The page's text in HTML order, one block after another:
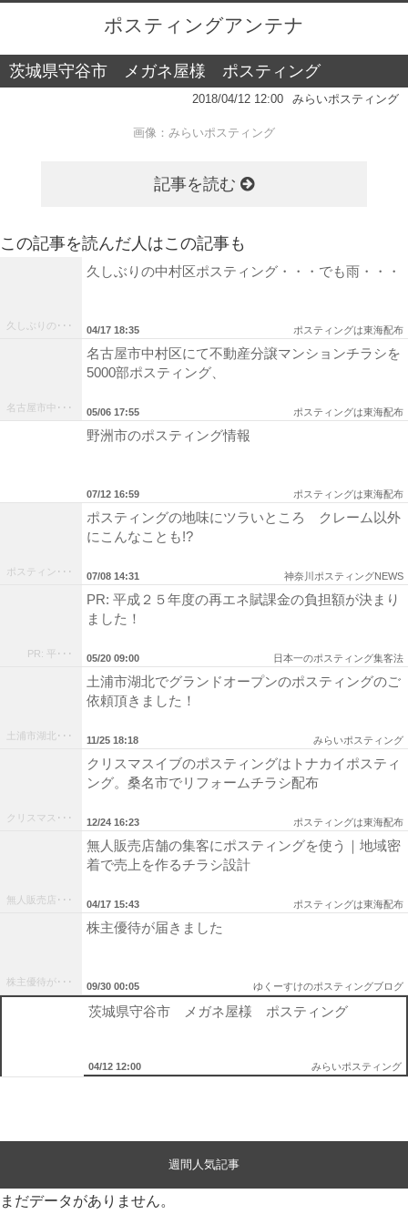
ポスティングアンテナ
茨城県守谷市 メガネ屋様 ポスティング
2018/04/12 12:00 みらいポスティング
画像： みらいポスティング
記事を読む
この記事を読んだ人はこの記事も
久しぶりの･･･
久しぶりの中村区ポスティング・・・でも雨・・・
04/17 18:35 ポスティングは東海配布
名古屋市中･･･
名古屋市中村区にて不動産分譲マンションチラシを
5000部ポスティング、
05/06 17:55 ポスティングは東海配布
野洲市のポスティング情報
07/12 16:59 ポスティングは東海配布
ポスティン･･･
ポスティングの地味にツラいところ クレーム以外
にこんなことも!?
07/08 14:31 神奈川ポスティングNEWS
PR: 平･･･
PR: 平成２５年度の再エネ賦課金の負担額が決まり
ました！
05/20 09:00 日本一のポスティング集客法
土浦市湖北･･･
土浦市湖北でグランドオープンのポスティングのご
依頼頂きました！
11/25 18:18 みらいポスティング
クリスマス･･･
クリスマスイブのポスティングはトナカイポスティ
ング。桑名市でリフォームチラシ配布
12/24 16:23 ポスティングは東海配布
無人販売店･･･
無人販売店舗の集客にポスティングを使う｜地域密
着で売上を作るチラシ設計
04/17 15:43 ポスティングは東海配布
株主優待が･･･
株主優待が届きました
09/30 00:05 ゆくーすけのポスティングブログ
茨城県守谷市 メガネ屋様 ポスティング
04/12 12:00 みらいポスティング
週間人気記事
まだデータがありません。